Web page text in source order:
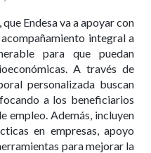
Endesa va a apoyar con
integral a
para que puedan
A través de
personalizada buscan
a los beneficiarios
empleo. Además, incluyen
en empresas, apoyo
para mejorar la